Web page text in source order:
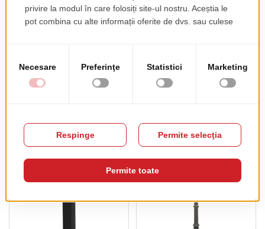
Cardiff Patrat
85.00 EUR+ TVA
Picior De Masa Dublin
80.00 EUR+ TVA